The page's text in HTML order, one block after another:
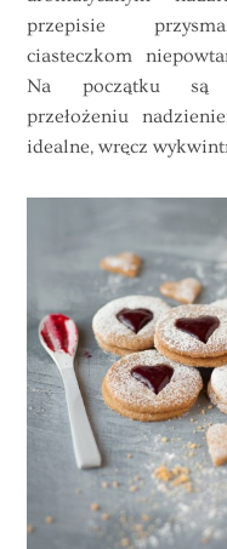
przepisie
ciasteczkom
Na początku są
przełożeniu
idealne, wręcz